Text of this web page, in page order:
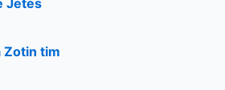
Zotin tim